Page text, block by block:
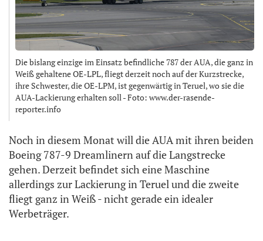
Die bislang einzige im Einsatz befindliche 787 der AUA, die ganz in
Weiß gehaltene OE-LPL, fliegt derzeit noch auf der Kurzstrecke,
ihre Schwester, die OE-LPM, ist gegenwärtig in Teruel, wo sie die
AUA-Lackierung erhalten soll - Foto: www.der-rasende-
reporter.info
Noch in diesem Monat will die AUA mit ihren beiden
Boeing 787-9 Dreamlinern auf die Langstrecke
gehen. Derzeit befindet sich eine Maschine
allerdings zur Lackierung in Teruel und die zweite
fliegt ganz in Weiß - nicht gerade ein idealer
Werbeträger.